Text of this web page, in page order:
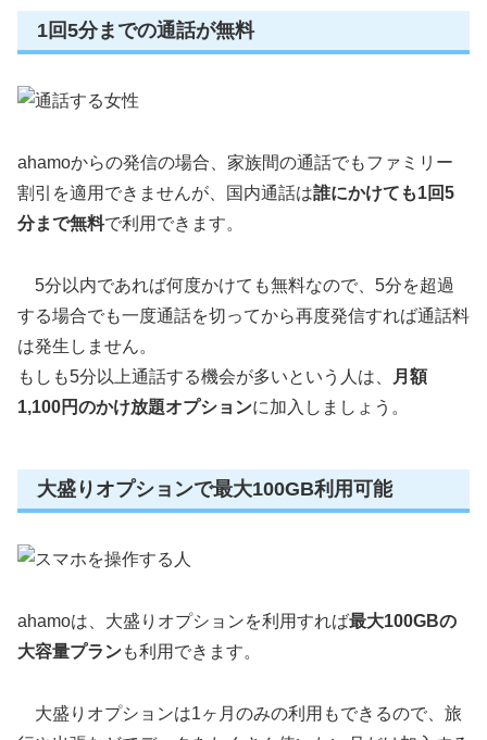
1回5分までの通話が無料
ahamoからの発信の場合、家族間の通話でもファミリー
割引を適用できませんが、国内通話は誰にかけても1回5
分まで無料で利用できます。
5分以内であれば何度かけても無料なので、5分を超過
する場合でも一度通話を切ってから再度発信すれば通話料
は発生しません。
もしも5分以上通話する機会が多いという人は、
月額
1,100円のかけ放題オプションに加入しましょう。
大盛りオプションで最大100GB利用可能
ahamoは、大盛りオプションを利用すれば最大100GBの
大容量プランも利用できます。
大盛りオプションは1ヶ月のみの利用もできるので、旅